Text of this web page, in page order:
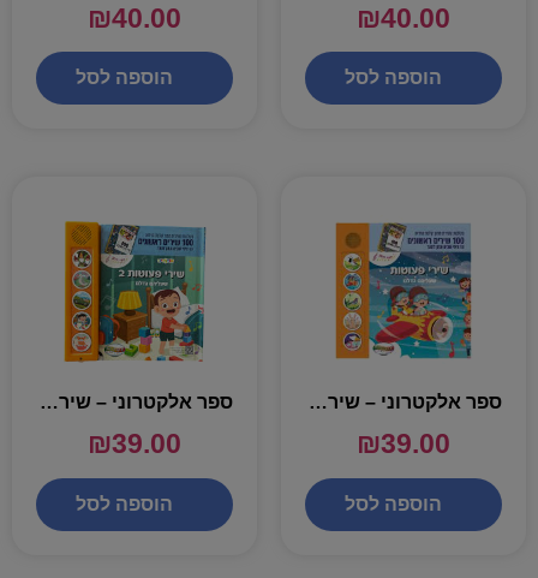
₪40.00
הוספה לסל
₪40.00
הוספה לסל
ספר אלקטרוני – שירי פעוטות
₪39.00
הוספה לסל
ספר אלקטרוני – שירי פעוטות 2
₪39.00
הוספה לסל